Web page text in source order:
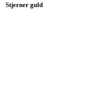
Stjerner guld